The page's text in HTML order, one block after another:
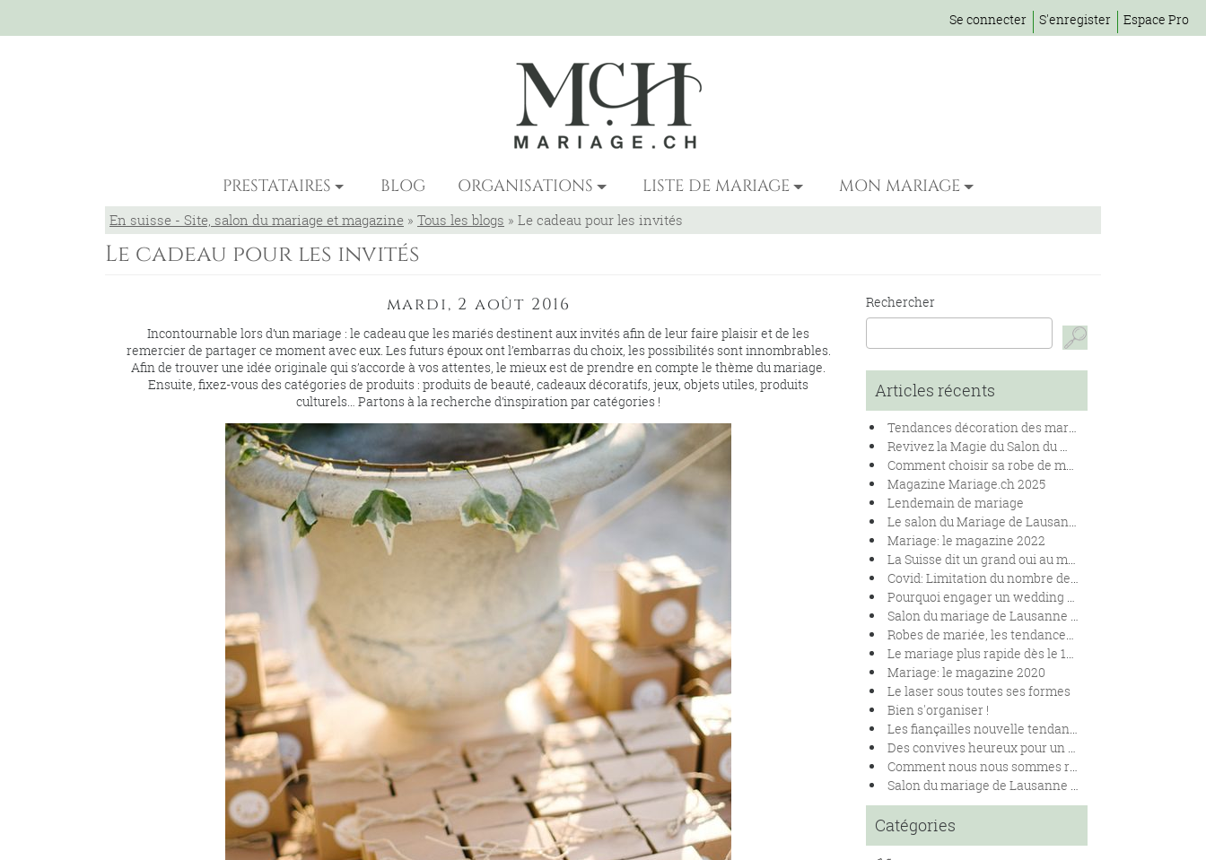
Se connecter S'enregister Espace Pro
PRESTATAIRES BLOG ORGANISATIONS LISTE DE MARIAGE MON MARIAGE
En suisse - Site, salon du mariage et magazine » Tous les blogs » Le cadeau pour les invités
Le cadeau pour les invités
mardi, 2 août 2016
Incontournable lors d’un mariage : le cadeau que les mariés destinent aux invités afin de leur faire plaisir et de les
remercier de partager ce moment avec eux. Les futurs époux ont l’embarras du choix, les possibilités sont innombrables.
Afin de trouver une idée originale qui s’accorde à vos attentes, le mieux est de prendre en compte le thème du mariage.
Ensuite, fixez-vous des catégories de produits : produits de beauté, cadeaux décoratifs, jeux, objets utiles, produits
culturels… Partons à la recherche d’inspiration par catégories !
Rechercher
Articles récents
Tendances décoration des mariages en 2025
Revivez la Magie du Salon du Mariage de Lausanne 2024
Comment choisir sa robe de mariées en fonction de sa morphologie.
Magazine Mariage.ch 2025
Lendemain de mariage
Le salon du Mariage de Lausanne se renouvelle !
Mariage: le magazine 2022
La Suisse dit un grand oui au mariage pour toutes et tous
Covid: Limitation du nombre de personnes lors des mariages
Pourquoi engager un wedding planner pour son mariage ?
Salon du mariage de Lausanne 2020
Robes de mariée, les tendances 2020
Le mariage plus rapide dès le 1er janvier 2020.
Mariage: le magazine 2020
Le laser sous toutes ses formes
Bien s'organiser !
Les fiançailles nouvelle tendance
Des convives heureux pour un banquet réussi
Comment nous nous sommes rencontrés !
Salon du mariage de Lausanne 2019
Catégories